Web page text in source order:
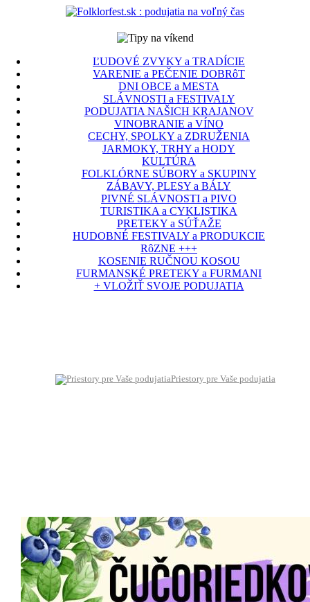
ĽUDOVÉ ZVYKY a TRADÍCIE
VARENIE a PEČENIE DOBRôT
DNI OBCE a MESTA
SLÁVNOSTI a FESTIVALY
PODUJATIA NAŠICH KRAJANOV
VINOBRANIE a VÍNO
CECHY, SPOLKY a ZDRUŽENIA
JARMOKY, TRHY a HODY
KULTÚRA
FOLKLÓRNE SÚBORY a SKUPINY
ZÁBAVY, PLESY a BÁLY
PIVNÉ SLÁVNOSTI a PIVO
TURISTIKA a CYKLISTIKA
PRETEKY a SÚŤAŽE
HUDOBNÉ FESTIVALY a PRODUKCIE
RôZNE +++
KOSENIE RUČNOU KOSOU
FURMANSKÉ PRETEKY a FURMANI
+ VLOŽIŤ SVOJE PODUJATIA
Priestory pre Vaše podujatia